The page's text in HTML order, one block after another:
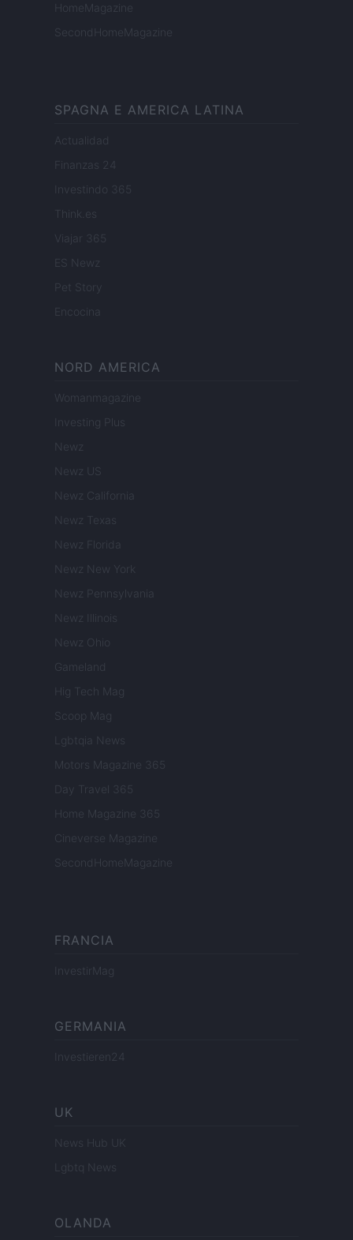
HomeMagazine
SecondHomeMagazine
SPAGNA E AMERICA LATINA
Actualidad
Finanzas 24
Investindo 365
Think.es
Viajar 365
ES Newz
Pet Story
Encocina
NORD AMERICA
Womanmagazine
Investing Plus
Newz
Newz US
Newz California
Newz Texas
Newz Florida
Newz New York
Newz Pennsylvania
Newz Illinois
Newz Ohio
Gameland
Hig Tech Mag
Scoop Mag
Lgbtqia News
Motors Magazine 365
Day Travel 365
Home Magazine 365
Cineverse Magazine
SecondHomeMagazine
FRANCIA
InvestirMag
GERMANIA
Investieren24
UK
News Hub UK
Lgbtq News
OLANDA